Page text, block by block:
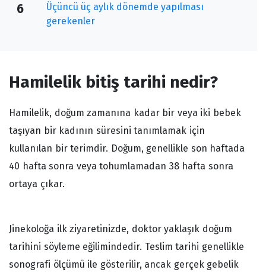
6
Üçüncü üç aylık dönemde yapılması
gerekenler
Hamilelik bitiş tarihi nedir?
Hamilelik, doğum zamanına kadar bir veya iki bebek
taşıyan bir kadının süresini tanımlamak için
kullanılan bir terimdir. Doğum, genellikle son haftada
40 hafta sonra veya tohumlamadan 38 hafta sonra
ortaya çıkar.
Jinekoloğa ilk ziyaretinizde, doktor yaklaşık doğum
tarihini söyleme eğilimindedir. Teslim tarihi genellikle
sonografi ölçümü ile gösterilir, ancak gerçek gebelik